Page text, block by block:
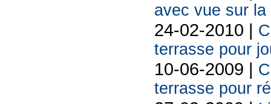
avec vue sur la
24-02-2010 |
terrasse pour
10-06-2009 |
terrasse pour